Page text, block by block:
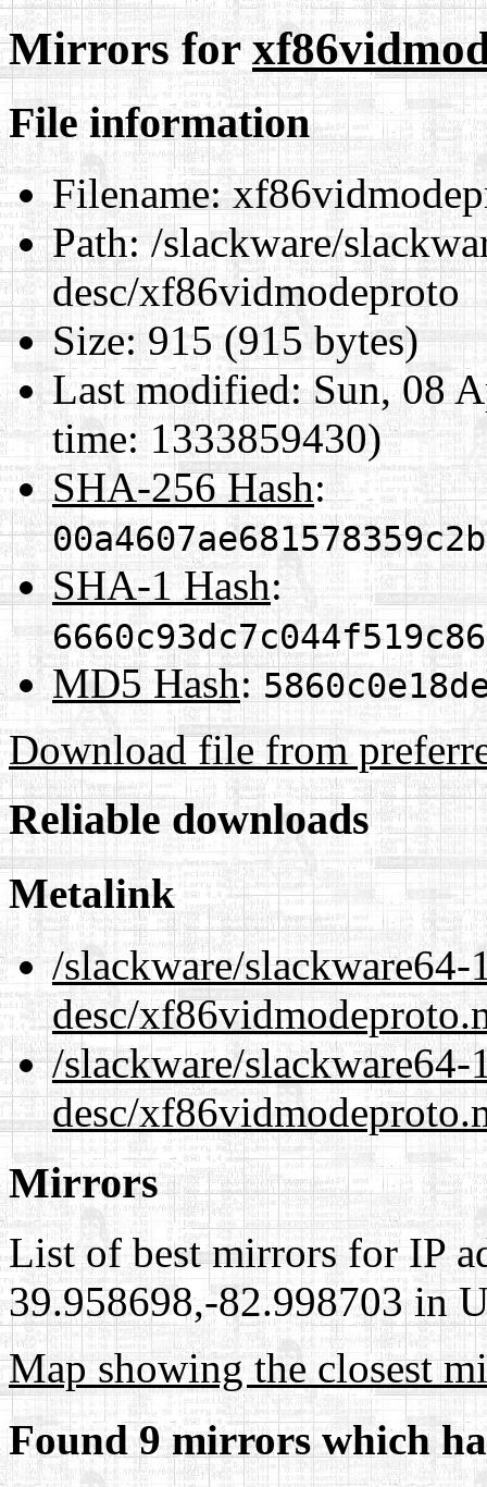
Mirrors for
File information
Filename:
Path:/slackware/
desc/xf86vidmodeproto
Size:915 (915 bytes)
Last modified:Sun, 08
time: 1333859430)
SHA-256 Hash:
SHA-1 Hash:
MD5 Hash:
Download file from
Reliable downloads
Metalink
/slackware/
desc/
/slackware/
desc/
Mirrors
List of best mirrors for IP
39.958698,-82.998703 in
Map showing the closest
Found 9 mirrors which